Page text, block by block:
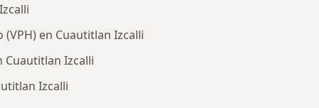
en Cuautitlan Izcalli
Cuautitlan Izcalli
Izcalli